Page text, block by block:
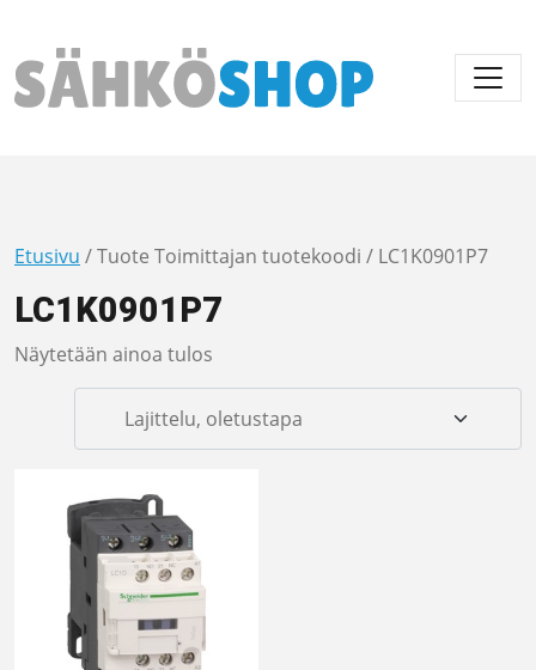
Päävalikko
Etusivu / Tuote Toimittajan tuotekoodi / LC1K0901P7
LC1K0901P7
Näytetään ainoa tulos